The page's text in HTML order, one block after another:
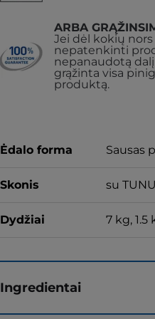
ARBA
Jei dėl kokių
nepatenkinti
nepanaudotą
grąžinta visa
produktą.
Ėdalo forma Sausas
Skonis su TUNU
Dydžiai 7 kg, 1.5
Ingredientai